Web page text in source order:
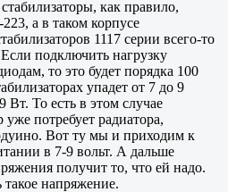
как правило,
а в таком корпусе
1117 серии всего-то
подключить нагрузку
то это будет порядка 100
упадет от 7 до 9
Вт. То есть в этом случае
потребует радиатора,
Вот ту мы и приходим к
в 7-9 вольт. А дальше
получит то, что ей надо.
напряжение.